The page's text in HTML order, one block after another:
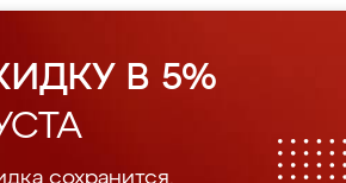
В 5%
сохранится.